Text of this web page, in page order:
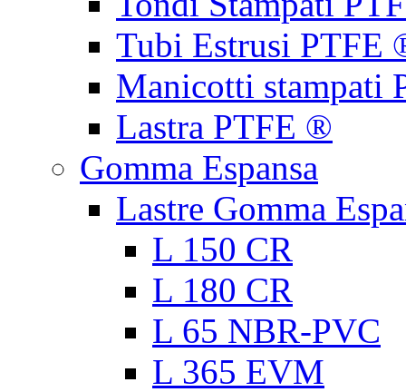
Tubi Estrusi PTFE
Manicotti stampati
Lastra PTFE ®
Gomma Espansa
Lastre Gomma
L 150 CR
L 180 CR
L 65 NBR-PVC
L 365 EVM